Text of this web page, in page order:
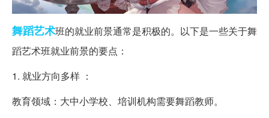
舞蹈艺术班的就业前景通常是积极的。以下是一些关于舞
蹈艺术班就业前景的要点：
1. 就业方向多样 ：
教育领域：大中小学校、培训机构需要舞蹈教师。